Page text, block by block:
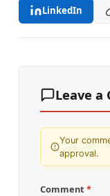
LinkedIn
Leave a
Your
approval.
Comment *